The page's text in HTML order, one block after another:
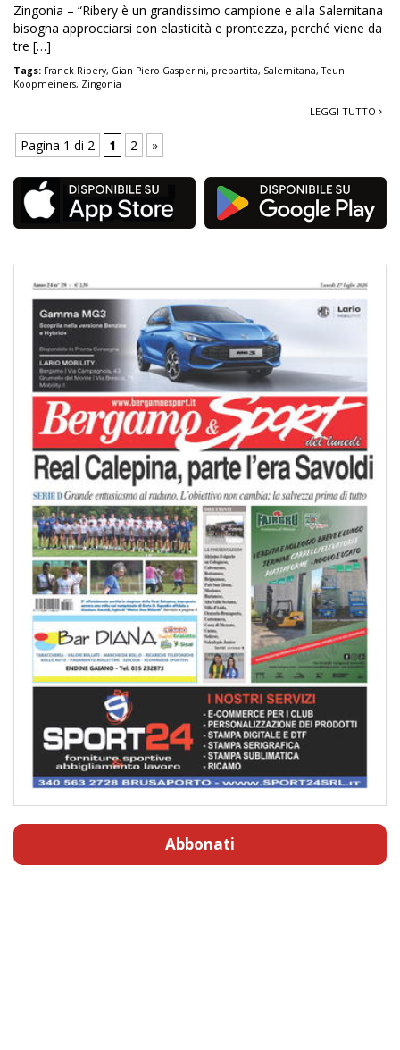
Zingonia – “Ribery è un grandissimo campione e alla Salernitana
bisogna approcciarsi con elasticità e prontezza, perché viene da
tre […]
Tags: Franck Ribery, Gian Piero Gasperini, prepartita, Salernitana,Teun
Koopmeiners, Zingonia
LEGGI TUTTO
Pagina 1 di 2 1 2 »
Abbonati